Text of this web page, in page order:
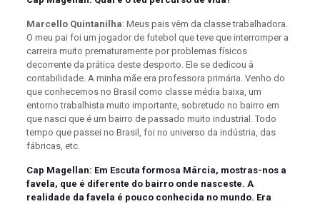
Marcello Quintanilha: Meus pais vêm da classe trabalhadora.
O meu pai foi um jogador de futebol que teve que interromper a
carreira muito prematuramente por problemas físicos
decorrente da prática deste desporto. Ele se dedicou à
contabilidade. A minha mãe era professora primária. Venho do
que conhecemos no Brasil como classe média baixa, um
entorno trabalhista muito importante, sobretudo no bairro em
que nasci que é um bairro de passado muito industrial. Todo
tempo que passei no Brasil, foi no universo da indústria, das
fábricas, etc.
Cap Magellan: Em Escuta formosa Márcia, mostras-nos a
favela, que é diferente do bairro onde nasceste. A
realidade da favela é pouco conhecida no mundo. Era